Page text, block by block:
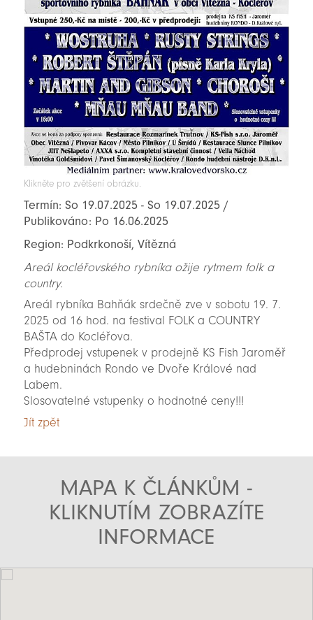
Klikněte pro zvětšení obrázku.
Termín: So 19.07.2025 - So 19.07.2025 /
Publikováno: Po 16.06.2025
Region: Podkrkonoší, Vítězná
Areál kocléřovského rybníka ožije rytmem folk a
country.
Areál rybníka Bahňák srdečně zve v sobotu 19. 7.
2025 od 16 hod. na festival FOLK a COUNTRY
BAŠTA do Kocléřova.
Předprodej vstupenek v prodejně KS Fish Jaroměř
a hudebninách Rondo ve Dvoře Králové nad
Labem.
Slosovatelné vstupenky o hodnotné ceny!!!
Jít zpět
MAPA K ČLÁNKŮM -
KLIKNUTÍM ZOBRAZÍTE
INFORMACE